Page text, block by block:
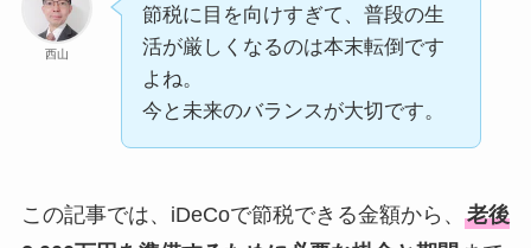
西山
節税に目を向けすぎて、普段の生
活が厳しくなるのは本末転倒です
よね。
今と未来のバランスが大切です。
この記事では、iDeCoで節税できる金額から、 老後